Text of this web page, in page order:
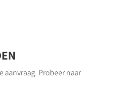
aanvraag. Probeer naar